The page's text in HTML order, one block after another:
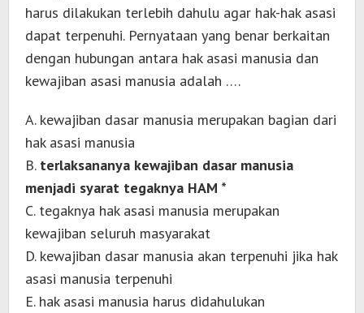
harus dilakukan terlebih dahulu agar hak-hak asasi
dapat terpenuhi. Pernyataan yang benar berkaitan
dengan hubungan antara hak asasi manusia dan
kewajiban asasi manusia adalah ….
A. kewajiban dasar manusia merupakan bagian dari
hak asasi manusia
B. terlaksananya kewajiban dasar manusia
menjadi syarat tegaknya HAM *
C. tegaknya hak asasi manusia merupakan
kewajiban seluruh masyarakat
D. kewajiban dasar manusia akan terpenuhi jika hak
asasi manusia terpenuhi
E. hak asasi manusia harus didahulukan